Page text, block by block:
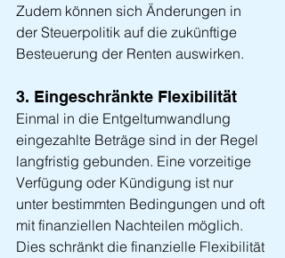
Zudem können sich Änderungen in
der Steuerpolitik auf die zukünftige
Besteuerung der Renten auswirken.
3. Eingeschränkte Flexibilität
Einmal in die Entgeltumwandlung
eingezahlte Beträge sind in der Regel
langfristig gebunden. Eine vorzeitige
Verfügung oder Kündigung ist nur
unter bestimmten Bedingungen und oft
mit finanziellen Nachteilen möglich.
Dies schränkt die finanzielle Flexibilität